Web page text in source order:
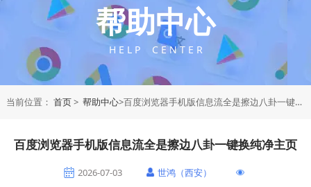
帮助中心
H E L P C E N T E R
当前位置： 首页> 帮助中心>百度浏览器手机版信息流全是擦边八卦一键换纯净主页
百度浏览器手机版信息流全是擦边八卦一键换纯净主页
2026-07-03 世鸿（西安）